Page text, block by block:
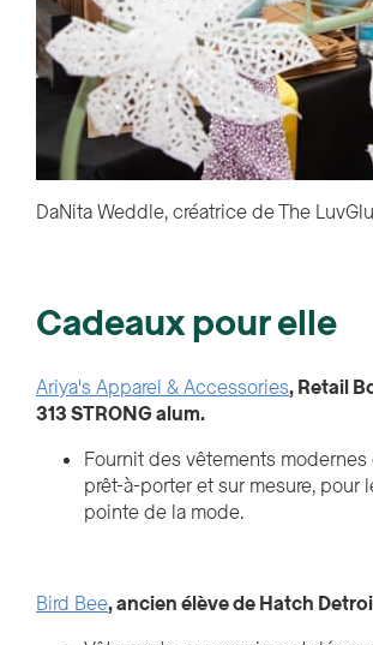
DaNita Weddle, créatrice de The
Cadeaux pour elle
Ariya's Apparel & Accessories, Retail
313 STRONG alum.
Fournit des vêtements
prêt-à-porter et sur mesure, pour
pointe de la mode.
Bird Bee, ancien élève de Hatch